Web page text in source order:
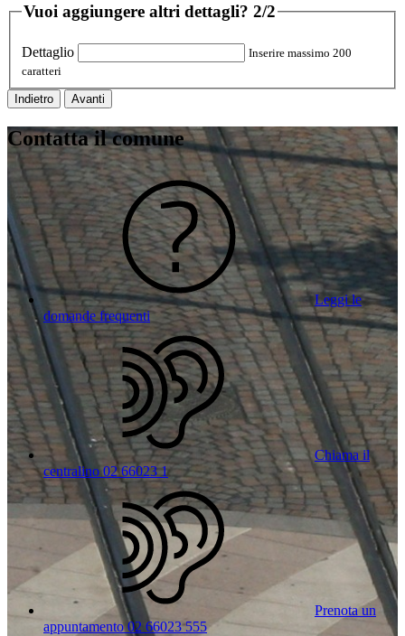
Vuoi aggiungere altri dettagli? 2/2
Dettaglio
Inserire massimo 200
caratteri
Indietro Avanti
Contatta il comune
Leggi le
domande frequenti
Chiama il
centralino 02 66023 1
Prenota un
appuntamento 02 66023 555